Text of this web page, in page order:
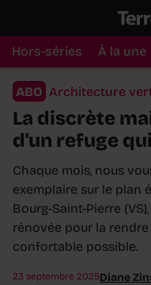
Hors-séries À la une
ABO Architecture
La discrète
d'un refuge
Chaque mois, nous
exemplaire sur le plan
Bourg-Saint-Pierre
rénovée pour la
confortable possible.
23 septembre 2025Diane